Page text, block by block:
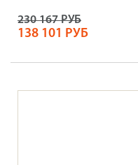
230 167 РУБ
138 101 РУБ